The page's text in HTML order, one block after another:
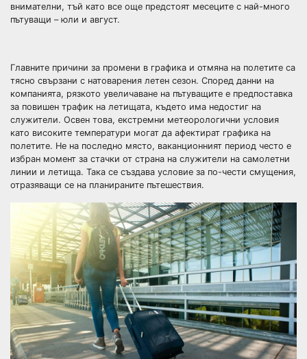
внимателни, тъй като все още предстоят месеците с най-много
пътуващи – юли и август.
Главните причини за промени в графика и отмяна на полетите са
тясно свързани с натоварения летен сезон. Според данни на
компанията, рязкото увеличаване на пътуващите е предпоставка
за повишен трафик на летищата, където има недостиг на
служители. Освен това, екстремни метеорологични условия
като високите температури могат да афектират графика на
полетите. Не на последно място, ваканционният период често е
избран момент за стачки от страна на служители на самолетни
линии и летища. Така се създава условие за по-чести смущения,
отразяващи се на планираните пътешествия.